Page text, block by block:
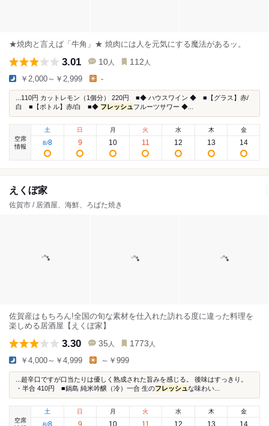
★焼肉と言えば「牛角」★ 焼肉には人を元気にする魔法があるッ。
3.01 10 人 112 人
￥2,000～￥2,999 -
...110円 カットレモン（1個分） 220円 ■◆ ハウスワイン ◆ ■【グラス】赤/
白 ■【ボトル】赤/白 ■◆ フレッシュ フルーツサワー ◆...
空席
情報
土
8/8
日
9
月
10
火
11
水
12
木
13
金
14
えくぼ家
佐賀市 / 居酒屋、海鮮、ろばた焼き
佐賀産はもちろん!全国の旬な素材を仕入れた訪れる度に違った料理を
楽しめる居酒屋【えくぼ家】
3.30 35 人 1773 人
￥4,000～￥4,999 ～￥999
...超辛口ですが口当たりは優しく熟成された旨みを感じる。 後味はすっきり。
・半合 410円 ■鍋島 純米吟醸（冷）一合 生のフレッシュ な味わい...
空席
土
日 月 火 水 木 金